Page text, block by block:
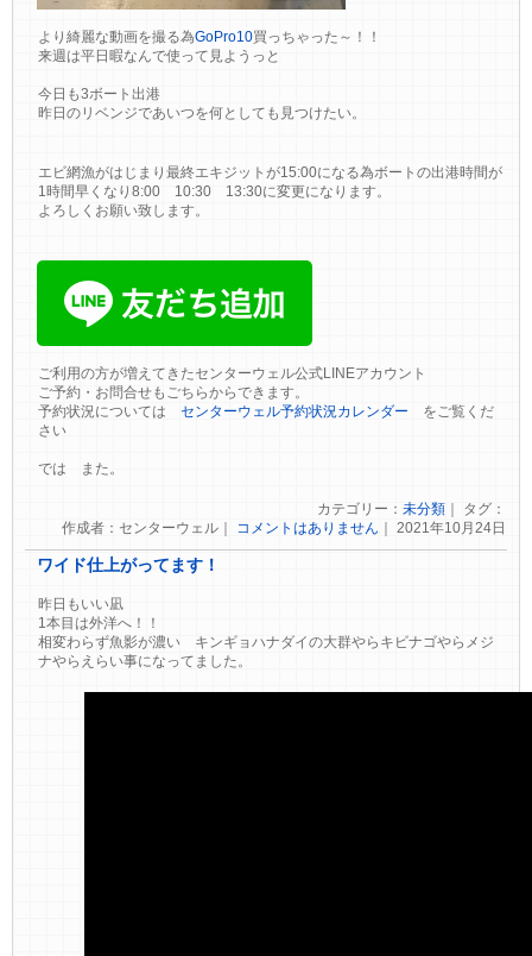
より綺麗な動画を撮る為GoPro10買っちゃった～！！
来週は平日暇なんで使って見ようっと
今日も3ボート出港
昨日のリベンジであいつを何としても見つけたい。
エビ網漁がはじまり最終エキジットが15:00になる為ボートの出港時間が
1時間早くなり8:00 10:30 13:30に変更になります。
よろしくお願い致します。
ご利用の方が増えてきたセンターウェル公式LINEアカウント
ご予約・お問合せもごちらからできます。
予約状況についてはセンターウェル予約状況カレンダー をご覧くだ
さい
では また。
カテゴリー： 未分類｜ タグ：
作成者：センターウェル｜
コメントはありません ｜ 2021年10月24日
ワイド仕上がってます！
昨日もいい凪
1本目は外洋へ！！
相変わらず魚影が濃い キンギョハナダイの大群やらキビナゴやらメジ
ナやらえらい事になってました。